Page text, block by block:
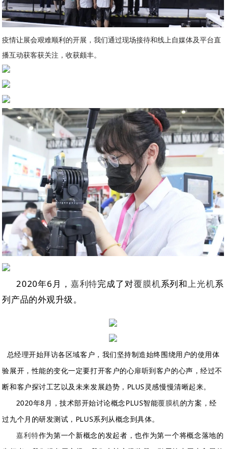
疫情让展会艰难顺利的开展，我们通过现场接待和线上自媒体及平台直
播互动获客获关注，收获颇丰。
2020年6 月， 嘉利特完成了对覆膜机系列和上光机系
列产品的外观升级。
总经理开始拜访各区域客户，我们坚持制造始终围绕用户的使用体
验展开，性能的变化一定要打开客户的心扉听到客户的心声，经过不
断和客户探讨工艺以及未来发展趋势， PLUS 灵感慢慢清晰起来。
2020年8 月，技术部开始讨论概念PLUS智能覆膜机的方案，经
过九个月的研发测试， PLUS系列从概念到具体。
嘉利特作为第一个新概念的发起者，也作为第一个将概念落地的